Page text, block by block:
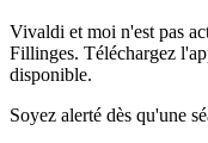
Vivaldi et moi n'est pas
Fillinges. Téléchargez
disponible.
Soyez alerté dès qu'une